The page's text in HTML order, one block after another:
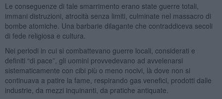
Le conseguenze di tale smarrimento erano state guerre totali,
immani distruzioni, atrocità senza limiti, culminate nel massacro di
bombe atomiche. Una barbarie dilagante che contraddiceva secoli
di fede religiosa e cultura.
Nei periodi in cui si combattevano guerre locali, considerati e
definiti “di pace”, gli uomini provvedevano ad avvelenarsi
sistematicamente con cibi più o meno nocivi, là dove non si
continuava a patire la fame, respirando gas venefici, prodotti dalle
industrie, da mezzi inquinanti, da pratiche antiquate.